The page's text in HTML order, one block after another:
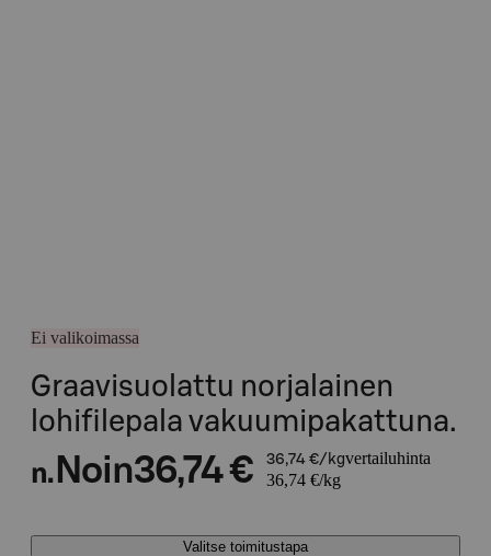
Ei valikoimassa
Graavisuolattu norjalainen
lohifilepala vakuumipakattuna.
n. Noin36,74 € 36,74 €/kgvertailuhinta
36,74 €/kg
Valitse toimitustapa